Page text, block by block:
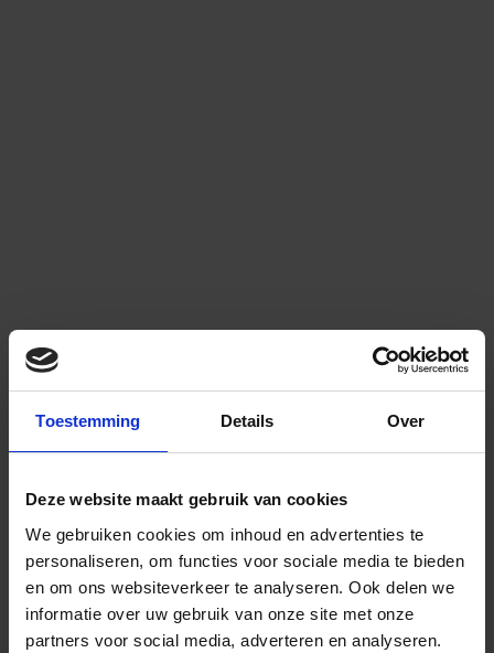
Toestemming Details Over
Deze website maakt gebruik van cookies
We gebruiken cookies om inhoud en advertenties te
personaliseren, om functies voor sociale media te bieden
en om ons websiteverkeer te analyseren. Ook delen we
informatie over uw gebruik van onze site met onze
partners voor social media, adverteren en analyseren.